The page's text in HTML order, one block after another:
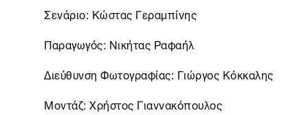
Σενάριο: Κώστας Γεραμπίνης
Παραγωγός: Νικήτας Ραφαήλ
Διεύθυνση Φωτογραφίας: Γιώργος Κόκκαλης
Μοντάζ: Χρήστος Γιαννακόπουλος